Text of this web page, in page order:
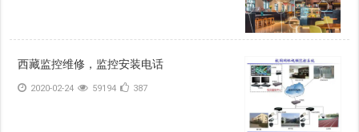
西藏监控维修，监控安装电话
2020-02-24 59194 387